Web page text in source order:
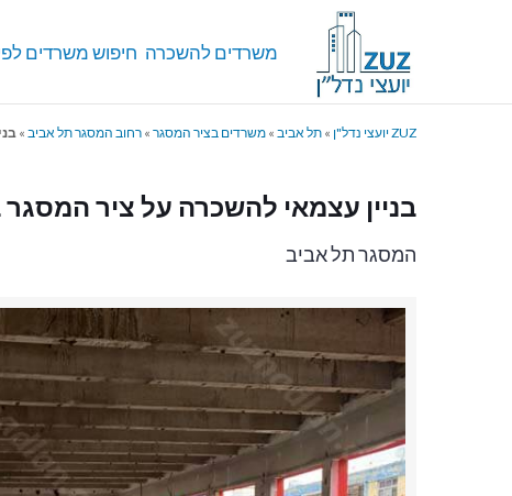
משרדים להשכרה חיפוש משרדים
ZUZ יועצי נדל"ן » תל אביב » משרדים בציר המסגר » רחוב המסגר תל אביב »
בניין עצמאי להשכרה על ציר
המסגר תל אביב